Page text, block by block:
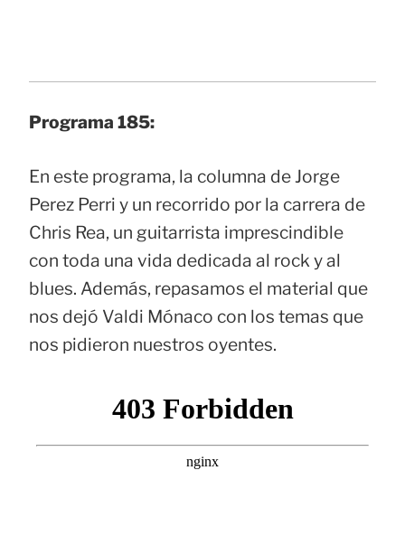
Programa 185:
En este programa, la columna de Jorge
Perez Perri y un recorrido por la carrera de
Chris Rea, un guitarrista imprescindible
con toda una vida dedicada al rock y al
blues. Además, repasamos el material que
nos dejó Valdi Mónaco con los temas que
nos pidieron nuestros oyentes.